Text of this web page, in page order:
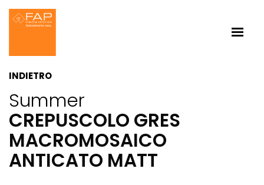
INDIETRO
Summer
CREPUSCOLO GRES
MACROMOSAICO
ANTICATO MATT